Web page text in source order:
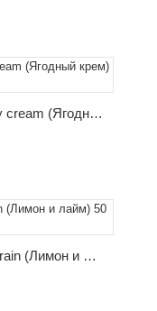
Табак Malaysian Tobacco - Berry cream (Ягодный крем) 50 гр.
Табак Malaysian Tobacco - Acid rain (Лимон и лайм) 50 гр.